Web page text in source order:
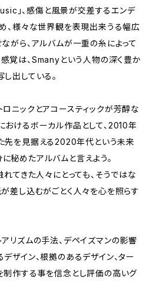
」、感傷と風景が交差するエンデ
め、様々な世界観を表現出来うる幅広
がら、アルバムが一重の糸によって
覚は、Smanyという人物の深く豊か
出している。
ニックとアコースティックが芳醇な
おけるボーカル作品として、2010年
先を見据える2020年代という未来
秘めたアルバムと言えよう。
てきた人々にとっても、そうではな
が差し込むがごとく人々を心を照らす
リズムの手法、デペイズマンの影響
ザイン、根拠のあるデザイン、ター
制作する事を信念とし評価の高いグ